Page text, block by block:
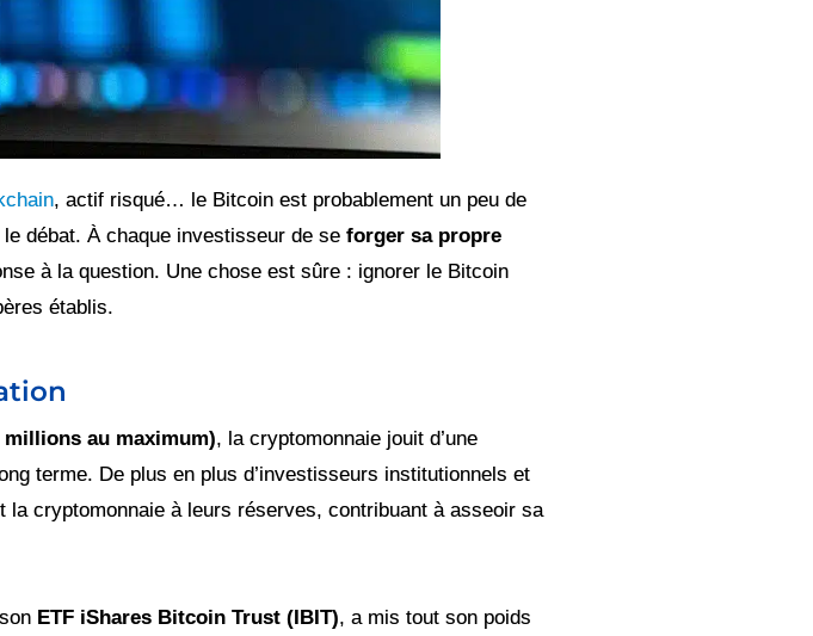
, actif risqué… le Bitcoin est probablement un peu de
débat. À chaque investisseur de se forger sa propre
à la question. Une chose est sûre : ignorer le Bitcoin
établis.
au maximum), la cryptomonnaie jouit d’une
terme. De plus en plus d’investisseurs institutionnels et
cryptomonnaie à leurs réserves, contribuant à asseoir sa
ETF iShares Bitcoin Trust (IBIT), a mis tout son poids